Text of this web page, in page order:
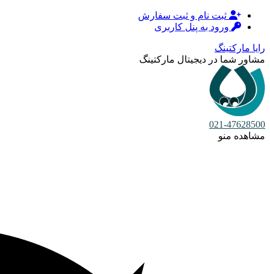
ثبت نام و ثبت سفارش
ورود به پنل کاربری
رایا مارکتینگ
مشاور شما در دیجیتال مارکتینگ
021-47628500
مشاهده منو